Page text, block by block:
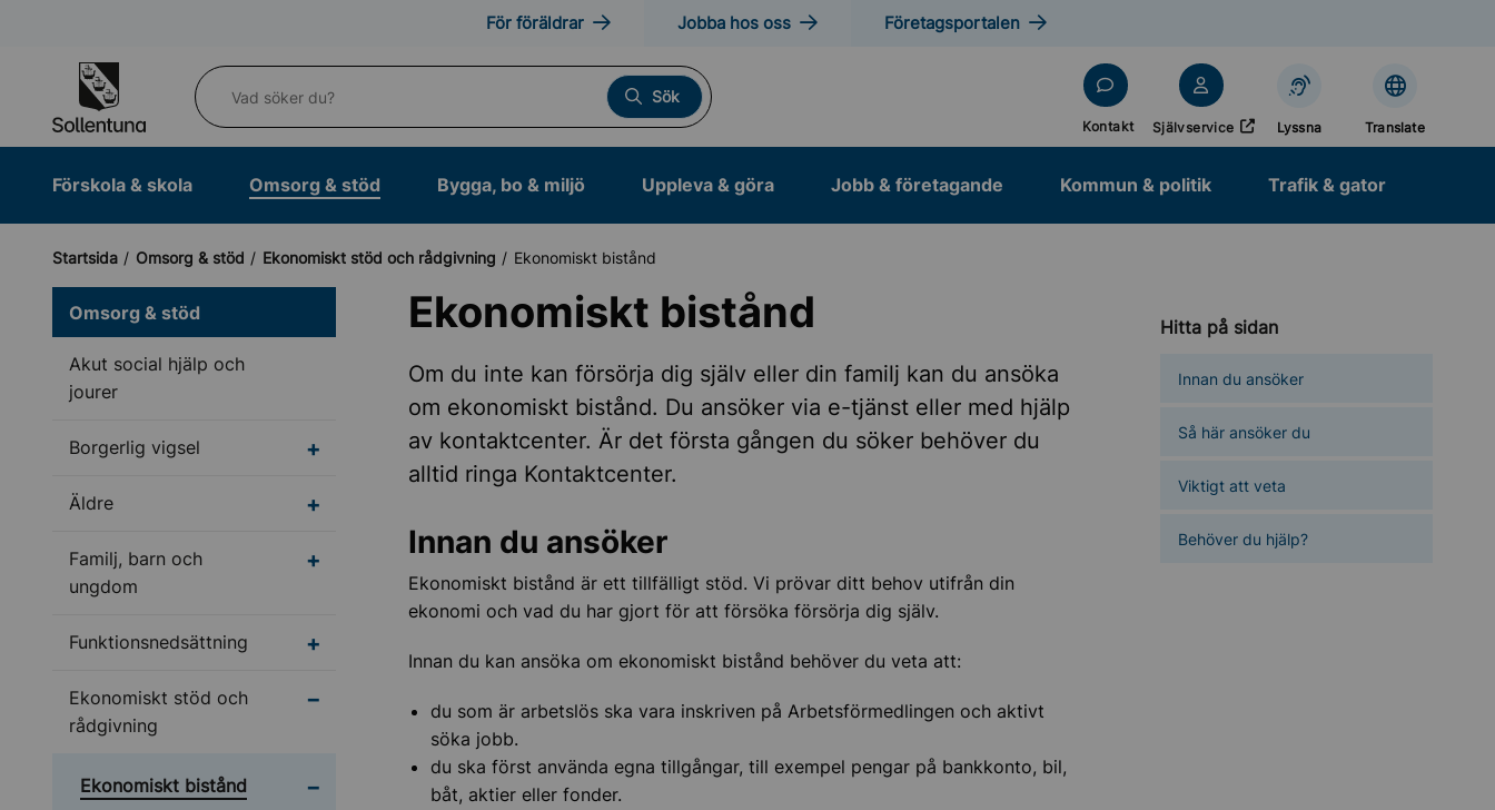
För föräldrar Jobba hos oss Företagsportalen
Vad söker du?
Sök
Kontakt Självservice
Öppnas i nytt fönster
Lyssna Translate
Förskola & skola Omsorg & stöd Bygga, bo & miljö Uppleva & göra Jobb & företagande Kommun & politik Trafik & gator
Startsida Omsorg & stöd Ekonomiskt stöd och rådgivning Ekonomiskt bistånd
Omsorg & stöd
Akut social hjälp och
jourer
Borgerlig vigsel Undermeny för Borgerlig vigsel
Äldre Undermeny för Äldre
Familj, barn och
ungdom
Undermeny för Familj, barn och ungdom
Funktionsnedsättning Undermeny för Funktionsnedsättning
Ekonomiskt stöd och
rådgivning
Undermeny för Ekonomiskt stöd och rådgivning
Ekonomiskt bistånd
Undermeny för Ekonomiskt bistånd
Hitta på sidan
Innan du ansöker
Så här ansöker du
Viktigt att veta
Behöver du hjälp?
Ekonomiskt bistånd
Om du inte kan försörja dig själv eller din familj kan du ansöka
om ekonomiskt bistånd. Du ansöker via e-tjänst eller med hjälp
av kontaktcenter. Är det första gången du söker behöver du
alltid ringa Kontaktcenter.
Innan du ansöker
Ekonomiskt bistånd är ett tillfälligt stöd. Vi prövar ditt behov utifrån din
ekonomi och vad du har gjort för att försöka försörja dig själv.
Innan du kan ansöka om ekonomiskt bistånd behöver du veta att:
du som är arbetslös ska vara inskriven på Arbetsförmedlingen och aktivt
söka jobb.
du ska först använda egna tillgångar, till exempel pengar på bankkonto, bil,
båt, aktier eller fonder.